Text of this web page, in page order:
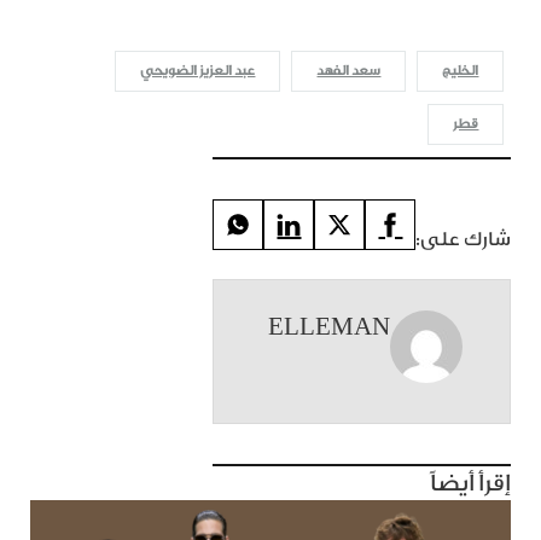
الخليج سعد الفهد عبد العزيز الضويحي
قطر
شارك على:
ELLEMAN
إقرأ أيضاً